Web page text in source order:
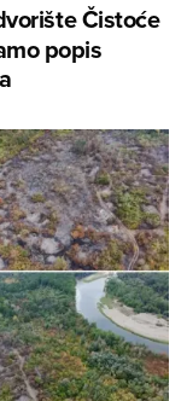
Čistoće
popis